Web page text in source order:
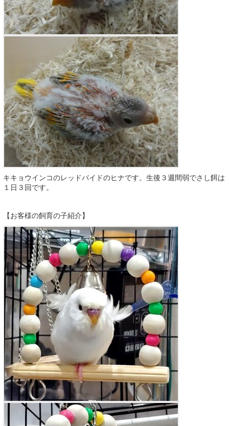
キキョウインコのレッドパイドのヒナです。生後３週間弱でさし餌は
１日３回です。
【お客様の飼育の子紹介】